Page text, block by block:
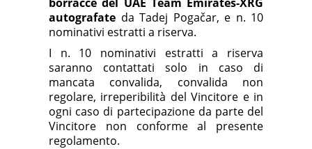
autografate da Tadej Pogačar, e n. 10
nominativi estratti a riserva.
I n. 10 nominativi estratti a riserva
saranno contattati solo in caso di
mancata convalida, convalida non
regolare, irreperibilità del Vincitore e in
ogni caso di partecipazione da parte del
Vincitore non conforme al presente
regolamento.